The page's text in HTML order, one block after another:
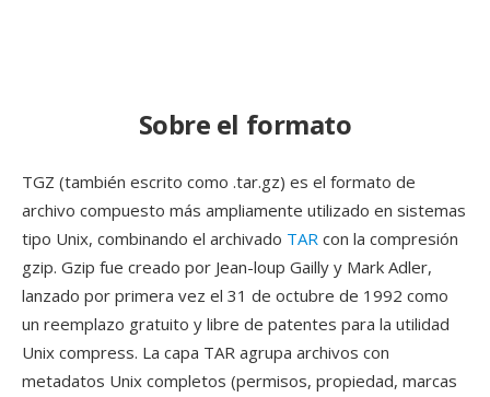
Sobre el formato
TGZ (también escrito como .tar.gz) es el formato de
archivo compuesto más ampliamente utilizado en sistemas
tipo Unix, combinando el archivado TAR con la compresión
gzip. Gzip fue creado por Jean-loup Gailly y Mark Adler,
lanzado por primera vez el 31 de octubre de 1992 como
un reemplazo gratuito y libre de patentes para la utilidad
Unix compress. La capa TAR agrupa archivos con
metadatos Unix completos (permisos, propiedad, marcas